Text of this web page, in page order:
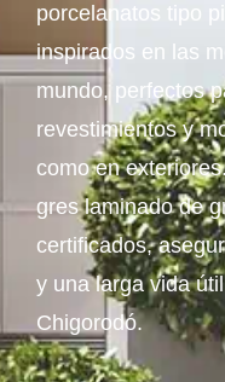
porcelanatos tipo
inspirados en las
mundo, perfectos
revestimientos y
como en
gres laminado de
certificados,
y una larga vida
Chigorodó.